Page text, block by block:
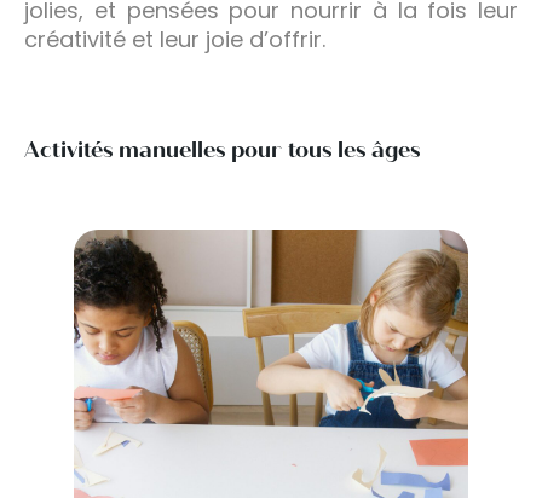
jolies, et pensées pour nourrir à la fois leur
créativité et leur joie d’offrir.
Activités manuelles pour tous les âges